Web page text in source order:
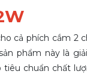
cả phích cắm 2
phẩm này là
tiêu chuẩn chất